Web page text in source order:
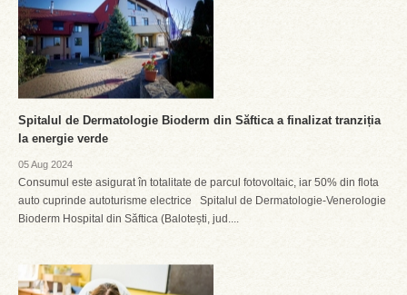
Spitalul de Dermatologie Bioderm din Săftica a finalizat tranziția
la energie verde
05 Aug 2024
Consumul este asigurat în totalitate de parcul fotovoltaic, iar 50% din flota
auto cuprinde autoturisme electrice Spitalul de Dermatologie-Venerologie
Bioderm Hospital din Săftica (Balotești, jud....